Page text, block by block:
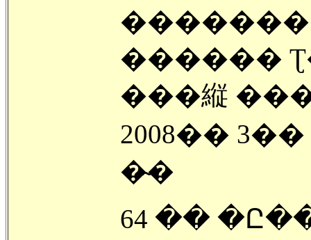
������
���縦
2008��
�̴�
64 ��